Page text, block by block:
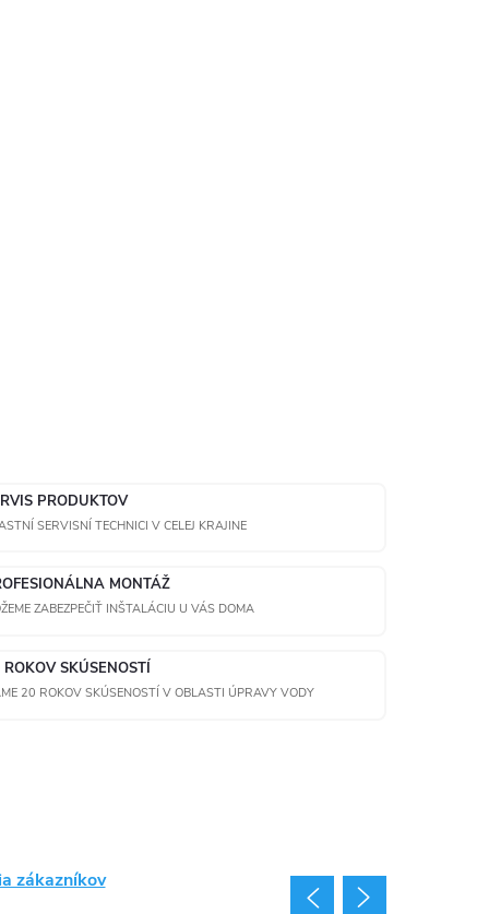
PRODUKTOV
SERVISNÍ TECHNICI V CELEJ KRAJINE
MONTÁŽ
ZABEZPEČIŤ INŠTALÁCIU U VÁS DOMA
SKÚSENOSTÍ
20 ROKOV SKÚSENOSTÍ V OBLASTI ÚPRAVY VODY
zákazníkov